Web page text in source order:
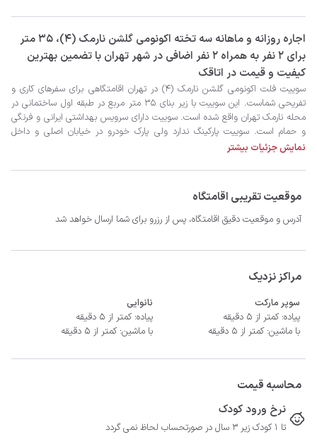
‫‫اجاره روزانه و ماهانه سه تخته اکونومی گلشن نارمک (4)، 35 متر
برای 2 نفر به همراه 2 نفر اضافی در شهر تهران با تضمین بهترین
کیفیت و قیمت در اتاقک
نمایش جزئیات بیشتر
موقعیت تقریبی اقامتگاه
آدرس و موقعیت دقیق اقامتگاه، پس از رزرو برای شما ارسال خواهد شد
مراکز نزدیک
سوپر مارکت
پیاده: کمتر از 5 دقیقه
با ماشین: کمتر از 5 دقیقه
نانوایی
پیاده: کمتر از 5 دقیقه
با ماشین: کمتر از 5 دقیقه
محاسبه قیمت
نرخ ورود کودک
تا 1 کودک زیر 3 سال در صورتحساب لحاظ نمی گردد